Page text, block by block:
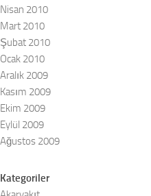
Nisan 2010
Mart 2010
Şubat 2010
Ocak 2010
Aralık 2009
Kasım 2009
Ekim 2009
Eylül 2009
Ağustos 2009
Kategoriler